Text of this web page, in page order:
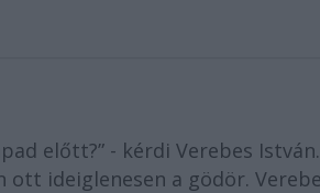
előtt?” - kérdi Verebes
ideiglenesen a gödör.